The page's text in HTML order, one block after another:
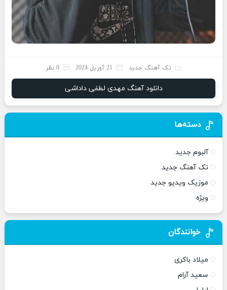
تک آهنگ جدید 21 آوریل 2024 0 نظر
دانلود آهنگ مهدی لطفی داداشی
دسته‌ها
آلبوم جدید
تک آهنگ جدید
موزیک ویدیو جدید
ویژه
خوانندگان
میلاد باکری
سعید آرام